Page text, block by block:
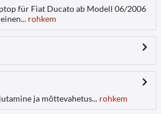
für Fiat Ducato ab Modell 06/2006
rohkem
ja mõttevahetus... rohkem